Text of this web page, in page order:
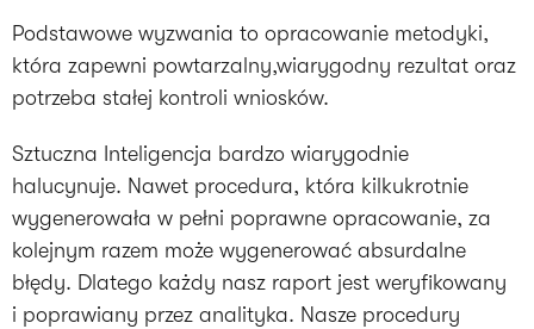
Podstawowe wyzwania to opracowanie metodyki,
która zapewni powtarzalny,wiarygodny rezultat oraz
potrzeba stałej kontroli wniosków.
Sztuczna Inteligencja bardzo wiarygodnie
halucynuje. Nawet procedura, która kilkukrotnie
wygenerowała w pełni poprawne opracowanie, za
kolejnym razem może wygenerować absurdalne
błędy. Dlatego każdy nasz raport jest weryfikowany
i poprawiany przez analityka. Nasze procedury